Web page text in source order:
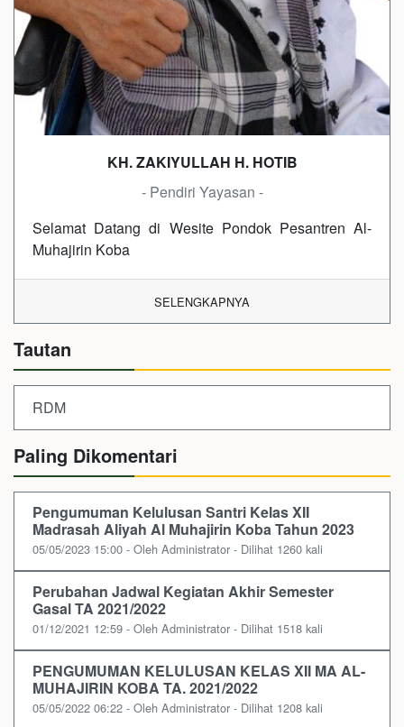
KH. ZAKIYULLAH H. HOTIB
- Pendiri Yayasan -
Selamat Datang di Wesite Pondok Pesantren Al-
Muhajirin Koba
SELENGKAPNYA
Tautan
RDM
Paling Dikomentari
Pengumuman Kelulusan Santri Kelas XII
Madrasah Aliyah Al Muhajirin Koba Tahun 2023
05/05/2023 15:00 - Oleh Administrator - Dilihat 1260 kali
Perubahan Jadwal Kegiatan Akhir Semester
Gasal TA 2021/2022
01/12/2021 12:59 - Oleh Administrator - Dilihat 1518 kali
PENGUMUMAN KELULUSAN KELAS XII MA AL-
MUHAJIRIN KOBA TA. 2021/2022
05/05/2022 06:22 - Oleh Administrator - Dilihat 1208 kali